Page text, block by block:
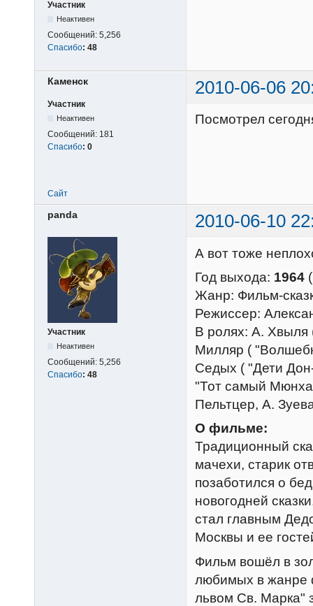
Участник
Неактивен
Сообщений: 5,256
Спасибо: 48
Каменск 2010-06-06
Участник
Неактивен
Сообщений: 181
Спасибо: 0
Посмотрел
Сайт
panda 2010-06-10
Участник
Неактивен
Сообщений: 5,256
Спасибо: 48
А вот тоже
Год выхода: 1964
Жанр: Фильм-
Режиссер:
В ролях: А. Хвыля
Милляр (
Седых ( "Дети
"Тот самый
Пельтцер, А.
О фильме:
Традиционный
мачехи, старик
позаботился о
новогодней
стал главным
Москвы и ее
Фильм вошёл в
любимых в жанре
львом Св. Марка"